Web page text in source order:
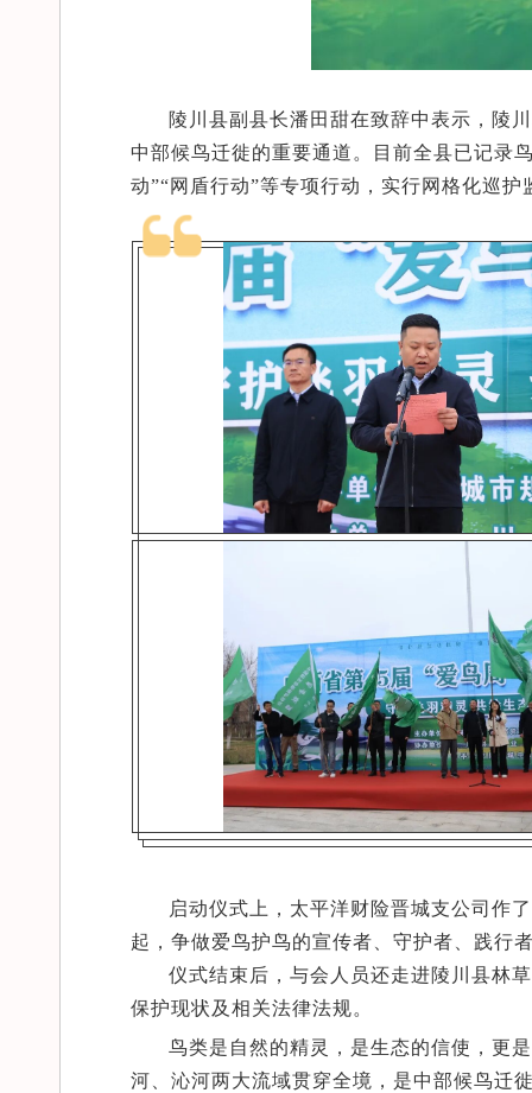
陵川县副县长潘田甜在致辞中表示，陵
中部候鸟迁徙的重要通道。目前全县已记录
动”“网盾行动”等专项行动，实行网格化巡
启动仪式上，太平洋财险晋城支公司作
起，争做爱鸟护鸟的宣传者、守护者、践行
仪式结束后，与会人员还走进陵川县林
保护现状及相关法律法规。
鸟类是自然的精灵，是生态的信使，更
河、沁河两大流域贯穿全境，是中部候鸟迁